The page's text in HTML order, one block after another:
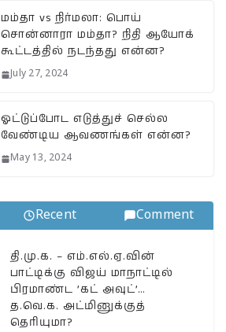
g
ra
m
l
y
Li
r
e
மம்தா vs நிர்மலா: பொய்
சொன்னாரா மம்தா? நிதி ஆயோக்
கூட்டத்தில் நடந்தது என்ன?
July 27, 2024
ஓட்டுப்போட எடுத்துச் செல்ல
வேண்டிய ஆவணங்கள் என்ன?
May 13, 2024
Recent Comment
தி.மு.க. – எம்.எல்.ஏ.வின்
பாட்டிக்கு விஜய் மாநாட்டில்
பிரமாண்ட ’கட் அவுட்’…
த.வெ.க. அட்மினுக்குத்
தெரியுமா?